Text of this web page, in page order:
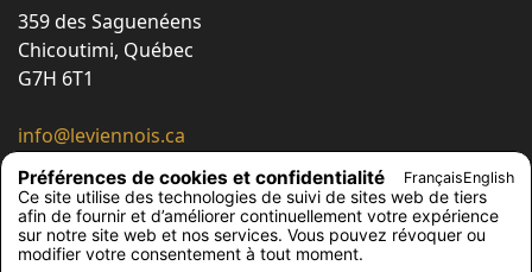
359 des Saguenéens
Chicoutimi, Québec
G7H 6T1
info@leviennois.ca
418 543-6663
418 543-6230
Suivez-nous !
Préférences de cookies et confidentialité FrançaisEnglish
Ce site utilise des technologies de suivi de sites web de tiers
afin de fournir et d’améliorer continuellement votre expérience
sur notre site web et nos services. Vous pouvez révoquer ou
modifier votre consentement à tout moment.